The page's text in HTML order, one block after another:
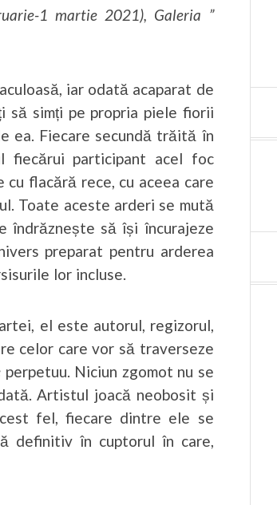
1 martie 2021), Galeria ”
iar odată acaparat de
să simți pe propria piele fiorii
ea. Fiecare secundă trăită în
fiecărui participant acel foc
cu flacără rece, cu aceea care
Toate aceste arderi se mută
îndrăznește să își încurajeze
preparat pentru arderea
lor incluse.
el este autorul, regizorul,
celor care vor să traverseze
perpetuu. Niciun zgomot nu se
Artistul joacă neobosit și
fel, fiecare dintre ele se
definitiv în cuptorul în care,